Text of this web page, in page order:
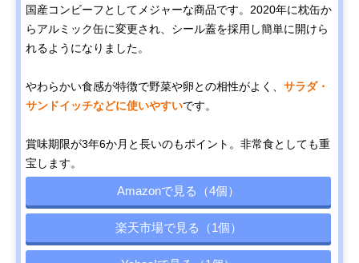
国産コンビーフとしてメジャーな商品です。2020年に枕缶か
らアルミック缶に変更され、シール蓋を採用し簡単に開けら
れるようになりました。
やわらかい食感が特徴で野菜や卵との相性がよく、 サラダ・
サンドイッチなどに使いやすいです。
賞味期限が3年6か月と長いのもポイント。非常食としても重
宝します。
Amazonで見る（4個）
楽天市場で見る（1個）